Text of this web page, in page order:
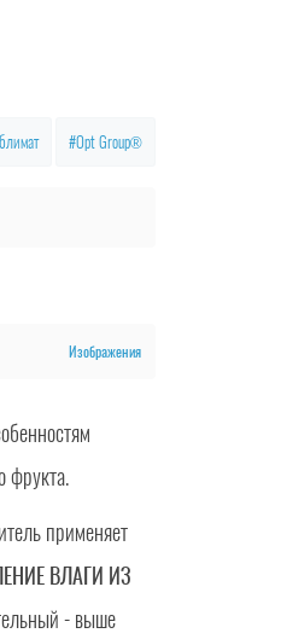
Opt Group®
Изображения
фрукта.
применяет
ВЛАГИ ИЗ
- выше